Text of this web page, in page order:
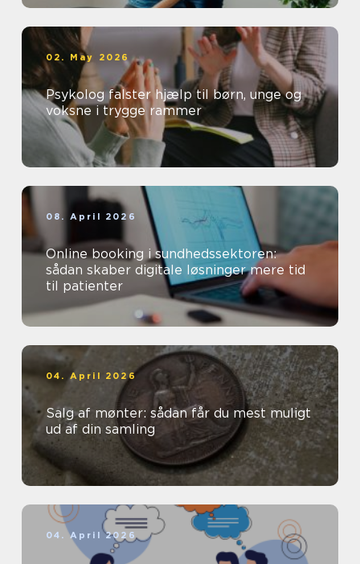
02. May 2026
Psykolog falster hjælp til børn, unge og
voksne i trygge rammer
08. April 2026
Online booking i sundhedssektoren:
sådan skaber digitale løsninger mere tid
til patienter
04. April 2026
Salg af mønter: sådan får du mest muligt
ud af din samling
04. April 2026